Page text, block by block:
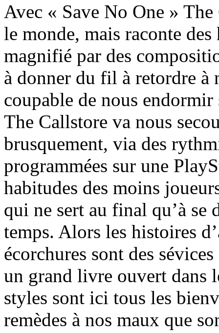
Avec « Save No One »
le monde, mais raconte
magnifié par des
à donner du fil à retordre à
coupable de nous
The Callstore va nous
brusquement, via des
programmées sur une
habitudes des moins
qui ne sert au final qu’à
temps. Alors les histoires
écorchures sont des
un grand livre ouvert dans
styles sont ici tous les
remèdes à nos maux que